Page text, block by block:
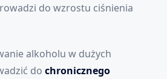
do wzrostu ciśnienia
alkoholu w dużych
do chronicznego